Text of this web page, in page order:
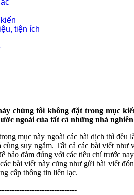
tiện ích
chúng tôi không đặt trong mục
ngoài của tất cả những nhà
mục này ngoài các bài dịch thì đều
suy ngẫm. Tất cả các bài viết
bảo đảm đúng với các tiêu chí trước
bài viết này cũng như gửi bài viết
cấp thông tin liên lạc.